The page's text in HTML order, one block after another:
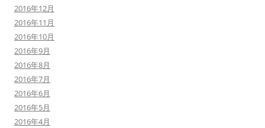
2016年12月
2016年11月
2016年10月
2016年9月
2016年8月
2016年7月
2016年6月
2016年5月
2016年4月